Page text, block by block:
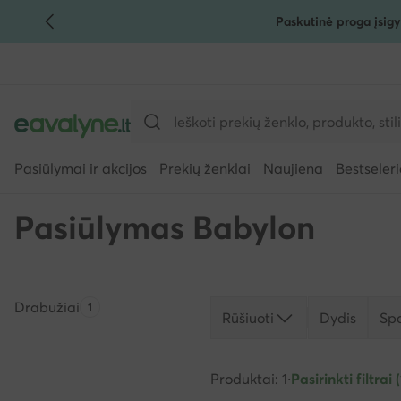
PEREITI PRIE PAGRINDINIO TURINIOPaskutinė proga
Pasiūlymai ir akcijos Prekių ženklai Naujiena
Pasiūlymas Babylon
Drabužiai Produktų skaičius:
1
Rūšiuoti Dydis
Produktai: 1·Pasirinkti filtrai